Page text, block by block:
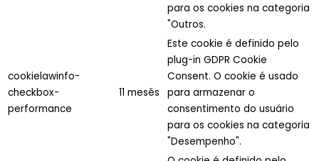
para os cookies na categoria
"Outros.
cookielawinfo-
checkbox-
performance
11 mesês
Este cookie é definido pelo
plug-in GDPR Cookie
Consent. O cookie é usado
para armazenar o
consentimento do usuário
para os cookies na categoria
"Desempenho".